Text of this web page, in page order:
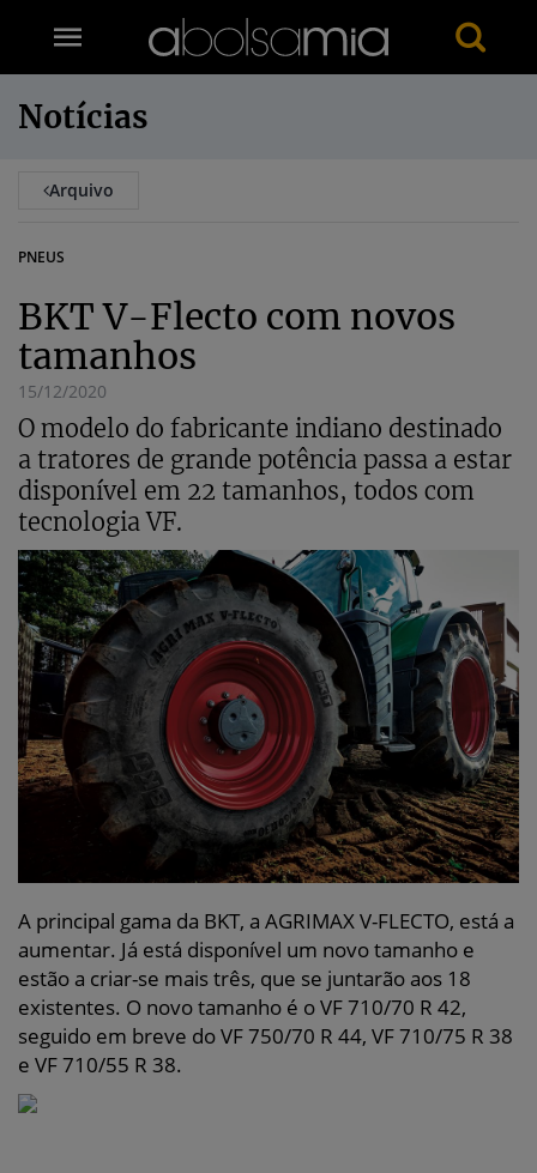
Notícias
Arquivo
PNEUS
BKT V-Flecto com novos
tamanhos
15/12/2020
O modelo do fabricante indiano destinado
a tratores de grande potência passa a estar
disponível em 22 tamanhos, todos com
tecnologia VF.
A principal gama da BKT, a AGRIMAX V-FLECTO, está a
aumentar. Já está disponível um novo tamanho e
estão a criar-se mais três, que se juntarão aos 18
existentes. O novo tamanho é o VF 710/70 R 42,
seguido em breve do VF 750/70 R 44, VF 710/75 R 38
e VF 710/55 R 38.